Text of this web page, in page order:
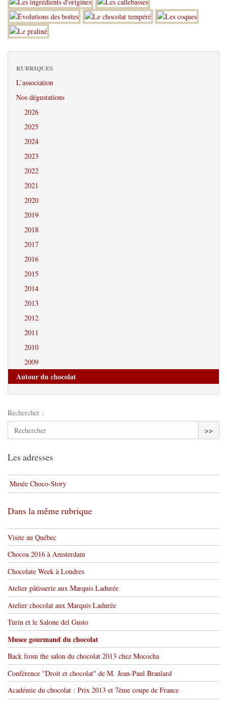
RUBRIQUES
L’association
Nos dégustations
2026
2025
2024
2023
2022
2021
2020
2019
2018
2017
2016
2015
2014
2013
2012
2011
2010
2009
Autour du chocolat
Rechercher :
>>
Les adresses
Musée Choco-Story
Dans la même rubrique
Visite au Québec
Chocoa 2016 à Amsterdam
Chocolate Week à Londres
Atelier pâtisserie aux Marquis Ladurée
Atelier chocolat aux Marquis Ladurée
Turin et le Salone del Gusto
Musee gourmand du chocolat
Back from the salon du chocolat 2013 chez Mococha
Conférence "Droit et chocolat" de M. Jean-Paul Branlard
Académie du chocolat : Prix 2013 et 7ème coupe de France